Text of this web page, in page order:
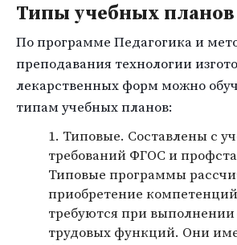
Типы учебных планов
По программе Педагогика и
преподавания технологии
лекарственных форм можно
типам учебных планов:
Типовые. Составлены с
требований ФГОС и
Типовые программы
приобретение
требуются при
трудовых функций. Они